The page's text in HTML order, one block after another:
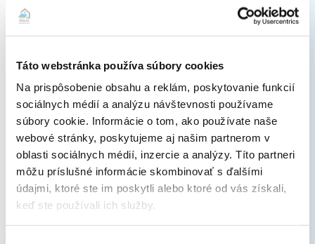
Táto webstránka používa súbory cookies
Na prispôsobenie obsahu a reklám, poskytovanie funkcií
sociálnych médií a analýzu návštevnosti používame
súbory cookie. Informácie o tom, ako používate naše
webové stránky, poskytujeme aj našim partnerom v
oblasti sociálnych médií, inzercie a analýzy. Títo partneri
môžu príslušné informácie skombinovať s ďalšími
údajmi, ktoré ste im poskytli alebo ktoré od vás získali,
keď ste používali ich služby.
energie.
Temperovanie na 8°C
Protimrazová funkcia zabezpečuje, že klimatizáciu udržuje
teplotu v miestnosti na konštantných 8°C.